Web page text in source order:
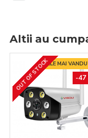
Presiunea maxima
Lungime :15m
Temperatura
Altii au
CELE MAI
-47
OUT OF STOCK